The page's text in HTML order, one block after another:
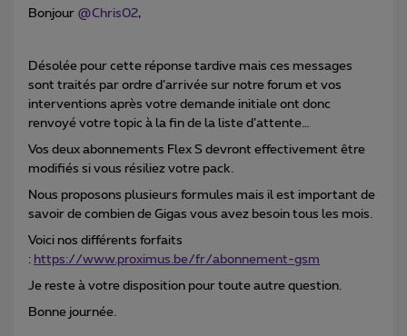
Bonjour @Chris02,
Désolée pour cette réponse tardive mais ces messages
sont traités par ordre d’arrivée sur notre forum et vos
interventions après votre demande initiale ont donc
renvoyé votre topic à la fin de la liste d’attente…
Vos deux abonnements Flex S devront effectivement être
modifiés si vous résiliez votre pack.
Nous proposons plusieurs formules mais il est important de
savoir de combien de Gigas vous avez besoin tous les mois.
Voici nos différents forfaits
: https://www.proximus.be/fr/abonnement-gsm
Je reste à votre disposition pour toute autre question.
Bonne journée.